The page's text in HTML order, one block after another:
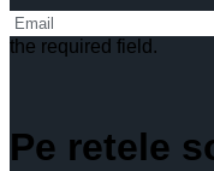
the required field.
Pe retele